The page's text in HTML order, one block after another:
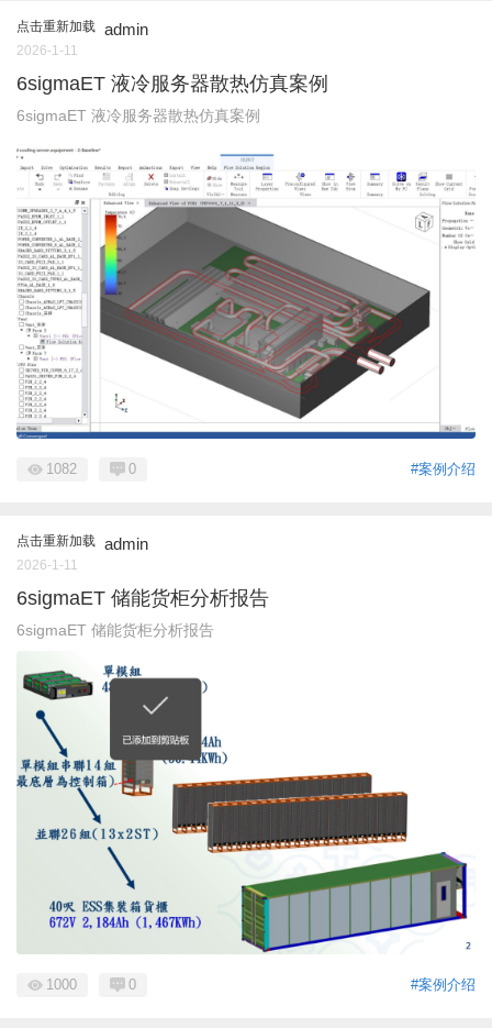
点击重新加载 admin
2026-1-11
6sigmaET 液冷服务器散热仿真案例
6sigmaET 液冷服务器散热仿真案例
#案例介绍
1082 0
点击重新加载 admin
2026-1-11
6sigmaET 储能货柜分析报告
6sigmaET 储能货柜分析报告
#案例介绍
1000 0